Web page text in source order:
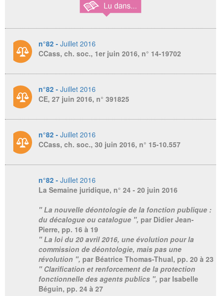
n°82 - Juillet 2016
CCass, ch. soc., 1er juin 2016, n° 14-19702
n°82 - Juillet 2016
CE, 27 juin 2016, n° 391825
n°82 - Juillet 2016
CCass, ch. soc., 30 juin 2016, n° 15-10.557
n°82 - Juillet 2016
La Semaine juridique, n° 24 - 20 juin 2016
" La nouvelle déontologie de la fonction publique :
du décalogue ou catalogue ", par Didier Jean-
Pierre, pp. 16 à 19
" La loi du 20 avril 2016, une évolution pour la
commission de déontologie, mais pas une
révolution ", par Béatrice Thomas-Thual, pp. 20 à 23
" Clarification et renforcement de la protection
fonctionnelle des agents publics ", par Isabelle
Béguin, pp. 24 à 27